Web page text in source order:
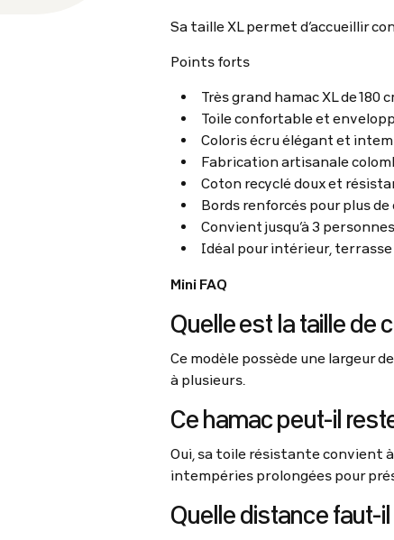
Sa taille XL permet d’accueillir
Points forts
Très grand hamac XL de 180
Toile confortable et
Coloris écru élégant et
Fabrication artisanale
Coton recyclé doux et
Bords renforcés pour plus
Convient jusqu’à 3 personnes
Idéal pour intérieur, terrasse
Mini FAQ
Quelle est la taille de
Ce modèle possède une largeur
à plusieurs.
Ce hamac peut-il
Oui, sa toile résistante convient
intempéries prolongées pour
Quelle distance faut-il